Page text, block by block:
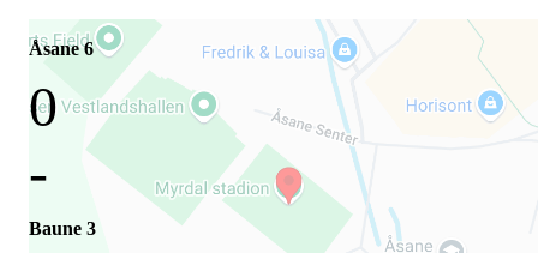
Åsane 6
0
-
Baune 3